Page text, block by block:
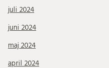
juli 2024
juni 2024
maj 2024
april 2024